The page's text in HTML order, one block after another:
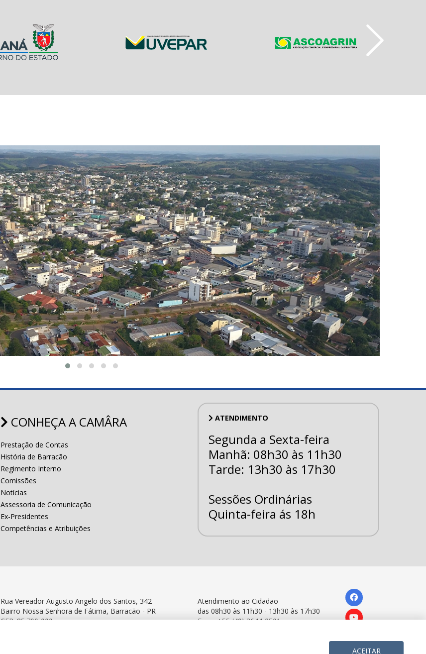
CONHEÇA A CAMÂRA
Prestação de Contas
História de Barracão
Regimento Interno
Comissões
Notícias
Assessoria de Comunicação
Ex-Presidentes
Competências e Atribuições
ATENDIMENTO
Segunda a Sexta-feira
Manhã: 08h30 às 11h30
Tarde: 13h30 às 17h30
Sessões Ordinárias
Quinta-feira ás 18h
Rua Vereador Augusto Angelo dos Santos, 342
Bairro Nossa Senhora de Fátima, Barracão - PR
CEP: 85.700-000
Atendimento ao Cidadão
das 08h30 às 11h30 - 13h30 às 17h30
Fone: +55 (49) 3644-2501
ACEITAR